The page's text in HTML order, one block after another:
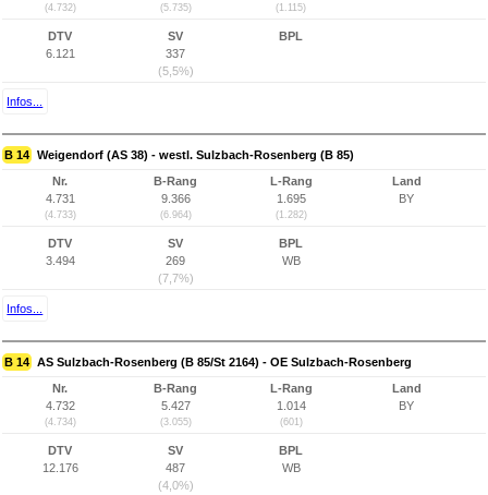
(4.732) (5.735) (1.115)
DTV
6.121
SV
337
(5,5%)
BPL
Infos...
B 14 Weigendorf (AS 38) - westl. Sulzbach-Rosenberg (B 85)
Nr.
4.731
(4.733)
B-Rang
9.366
(6.964)
L-Rang
1.695
(1.282)
Land
BY
DTV
3.494
SV
269
(7,7%)
BPL
WB
Infos...
B 14 AS Sulzbach-Rosenberg (B 85/St 2164) - OE Sulzbach-Rosenberg
Nr.
4.732
(4.734)
B-Rang
5.427
(3.055)
L-Rang
1.014
(601)
Land
BY
DTV
12.176
SV
487
(4,0%)
BPL
WB